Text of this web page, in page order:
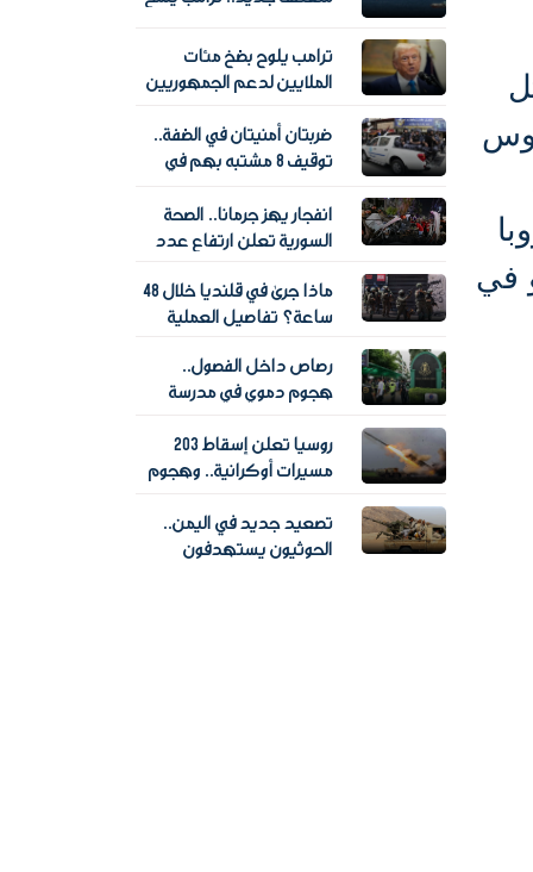
في
ترامب يلوح بضخ مئات
الملايين لدعم الجمهوريين
النصفي
ضربتان أمنيتان في الضفة..
توقيف 8 مشتبه بهم في
مخدرات
انفجار يهز جرمانا.. الصحة
السورية تعلن ارتفاع عدد
ماذا جرى في قلنديا خلال 48
ساعة؟ تفاصيل العملية
رصاص داخل الفصول..
هجوم دموي في مدرسة
مصابا
روسيا تعلن إسقاط 203
مسيرات أوكرانية.. وهجوم
لـ"وايلدبيريز"
تصعيد جديد في اليمن..
الحوثيون يستهدفون